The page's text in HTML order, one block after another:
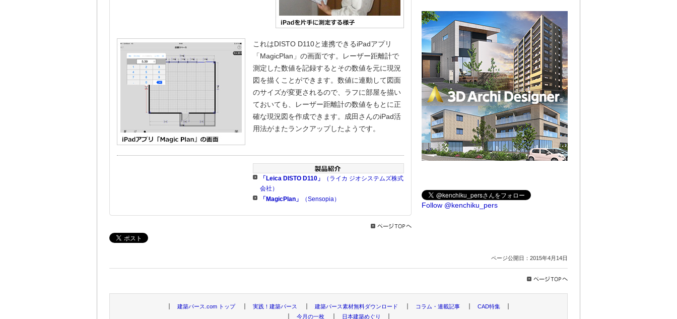
これはDISTO D110と連携できるiPadアプリ
「MagicPlan」の画面です。レーザー距離計で
測定した数値を記録するとその数値を元に現況
図を描くことができます。数値に連動して図面
のサイズが変更されるので、ラフに部屋を描い
ておいても、レーザー距離計の数値をもとに正
確な現況図を作成できます。成田さんのiPad活
用法がまたランクアップしたようです。
「Leica DISTO D110」
（ライカ ジオシステムズ株式
会社）
「MagicPlan」
（Sensopia）
Follow @kenchiku_pers
ページ公開日： 2015年4月14日
建築パース.com トップ 実践！建築パース 建築パース素材無料ダウンロード コラム・連載記事
CAD特集
今月の一枚
日本建築めぐり